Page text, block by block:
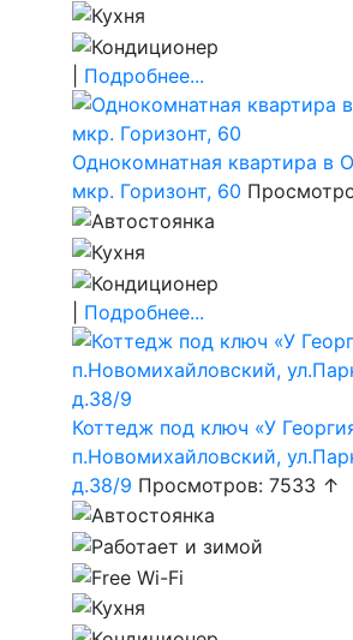
Подробнее...
Однокомнатная квартира в
мкр. Горизонт, 60
Подробнее...
Коттедж под ключ «У
п.Новомихайловский,
д.38/9 Просмотров: 7533 ↑